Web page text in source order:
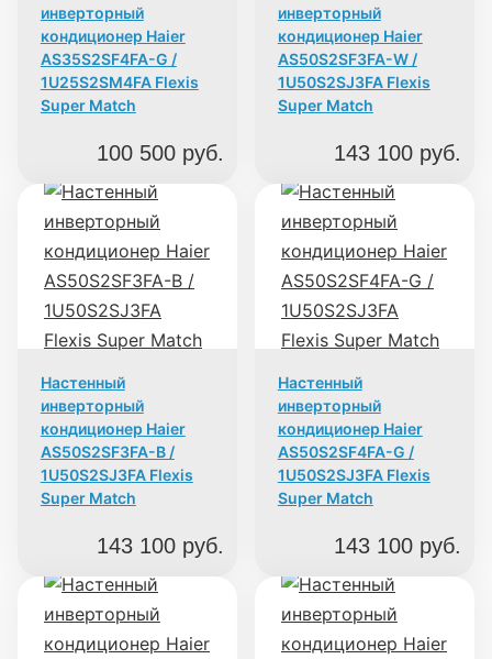
инверторный
кондиционер Haier
AS35S2SF4FA-G /
1U25S2SM4FA Flexis
Super Match
100 500 руб.
инверторный
кондиционер Haier
AS50S2SF3FA-W /
1U50S2SJ3FA Flexis
Super Match
143 100 руб.
Настенный
инверторный
кондиционер Haier
AS50S2SF3FA-B /
1U50S2SJ3FA Flexis
Super Match
143 100 руб.
Настенный
инверторный
кондиционер Haier
AS50S2SF4FA-G /
1U50S2SJ3FA Flexis
Super Match
143 100 руб.